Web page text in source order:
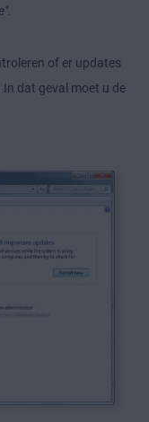
of er updates
dat geval moet u de